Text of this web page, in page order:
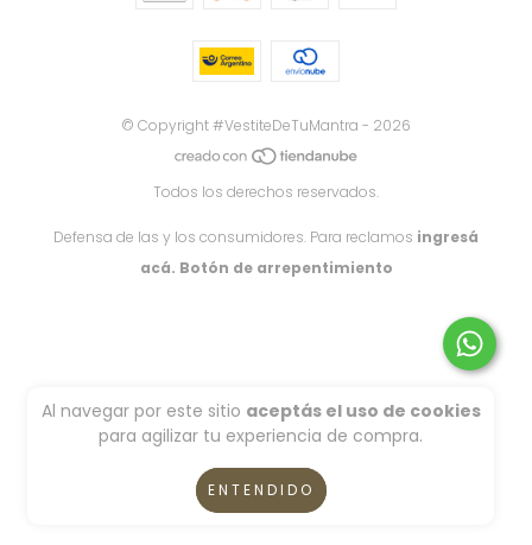
Al navegar por este sitio aceptás el uso de cookies
para agilizar tu experiencia de compra.
ENTENDIDO
© Copyright #VestiteDeTuMantra - 2026
Todos los derechos reservados.
Defensa de las y los consumidores. Para reclamos ingresá
acá. Botón de arrepentimiento